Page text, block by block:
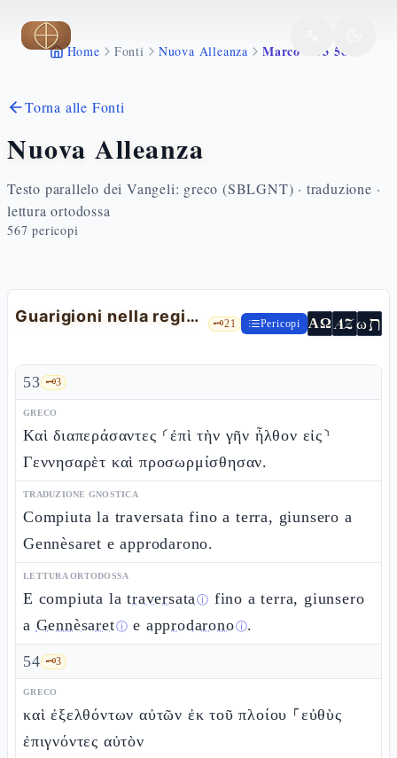
Vai al contenuto principale
Home Fonti Nuova Alleanza Marco 6 53 56
Torna alle Fonti
Nuova Alleanza
Testo parallelo dei Vangeli: greco (SBLGNT) · traduzione ·
lettura ortodossa
567 pericopi
Guarigioni nella regione di Genesaret 🗝️21 Pericopi ΑΩ AZωת
53 🗝️3
GRECO
Καὶ διαπεράσαντες ⸂ἐπὶ τὴν γῆν ἦλθον εἰς⸃
Γεννησαρὲτ καὶ προσωρμίσθησαν.
TRADUZIONE GNOSTICA
Compiuta la traversata fino a terra, giunsero a
Gennèsaret e approdarono.
LETTURA ORTODOSSA
E compiuta latraversataⓘ fino a terra, giunsero
a Gennèsaretⓘ e approdaronoⓘ.
54 🗝️3
GRECO
καὶ ἐξελθόντων αὐτῶν ἐκ τοῦ πλοίου ⸀εὐθὺς
ἐπιγνόντες αὐτὸν